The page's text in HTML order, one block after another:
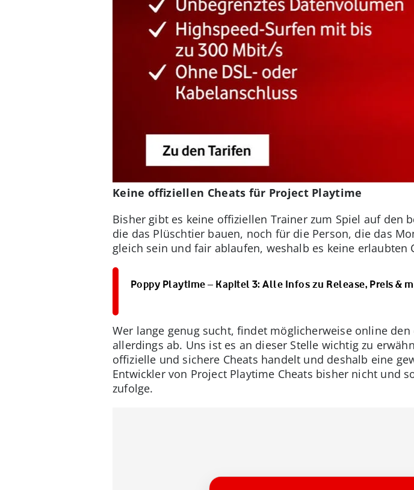
Keine offiziellen Cheats für Project Playtime
Bisher gibt es keine offiziellen Trainer zum Spiel auf den
die das Plüschtier bauen, noch für die Person, die das
gleich sein und fair ablaufen, weshalb es keine erlaubten
Poppy Playtime – Kapitel 3: Alle Infos zu Release, Preis &
Wer lange genug sucht, findet möglicherweise online
allerdings ab. Uns ist es an dieser Stelle wichtig zu
offizielle und sichere Cheats handelt und deshalb eine
Entwickler von Project Playtime Cheats bisher nicht und
zufolge.